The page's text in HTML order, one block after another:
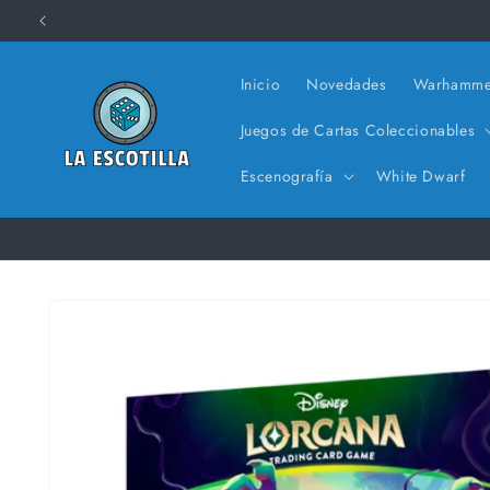
directamente
al contenido
Inicio Novedades
Juegos de Cartas Coleccionables
Escenografía White Dwarf